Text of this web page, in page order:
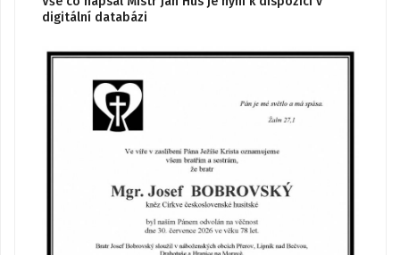
digitální databázi